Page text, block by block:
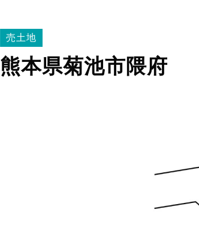
売土地
熊本県菊池市隈府